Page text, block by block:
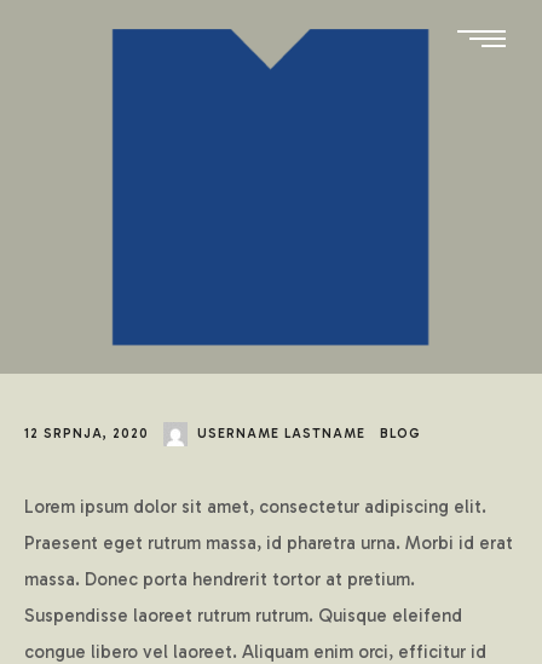
12 SRPNJA, 2020 USERNAME LASTNAME BLOG
Lorem ipsum dolor sit amet, consectetur adipiscing elit.
Praesent eget rutrum massa, id pharetra urna. Morbi id erat
massa. Donec porta hendrerit tortor at pretium.
Suspendisse laoreet rutrum rutrum. Quisque eleifend
congue libero vel laoreet. Aliquam enim orci, efficitur id